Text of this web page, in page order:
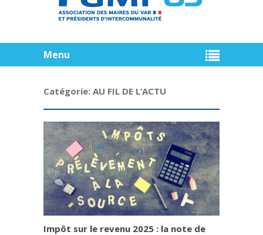
Menu
Catégorie: AU FIL DE L’ACTU
Impôt sur le revenu 2025 : la note de